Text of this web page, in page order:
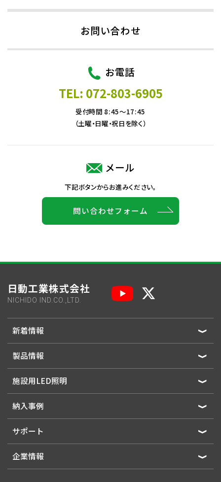
お問い合わせ
お電話
TEL: 072-803-6905
受付時間 8:45～17:45
（土曜・日曜・祝日を除く）
メール
下記ボタンからお進みください。
問い合わせフォーム
日動工業株式会社
NICHIDO IND.CO.,LTD.
新着情報
製品情報
施設用LED照明
納入事例
サポート
企業情報